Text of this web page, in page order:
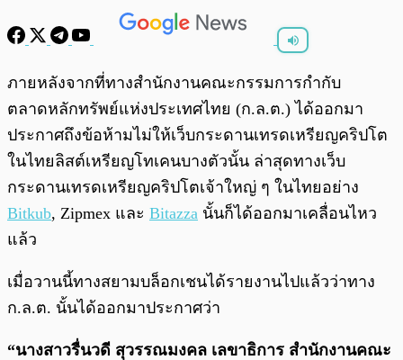
พร้อมเล่น 0:00 /
ภายหลังจากที่ทางสำนักงานคณะกรรมการกำกับ
ตลาดหลักทรัพย์แห่งประเทศไทย (ก.ล.ต.) ได้ออกมา
ประกาศถึงข้อห้ามไม่ให้เว็บกระดานเทรดเหรียญคริปโต
ในไทยลิสต์เหรียญโทเคนบางตัวนั้น ล่าสุดทางเว็บ
กระดานเทรดเหรียญคริปโตเจ้าใหญ่ ๆ ในไทยอย่าง
Bitkub, Zipmex และ Bitazza นั้นก็ได้ออกมาเคลื่อนไหว
แล้ว
เมื่อวานนี้ทางสยามบล็อกเชนได้รายงานไปแล้วว่าทาง
ก.ล.ต. นั้นได้ออกมาประกาศว่า
“นางสาวรื่นวดี สุวรรณมงคล เลขาธิการ สำนักงานคณะ